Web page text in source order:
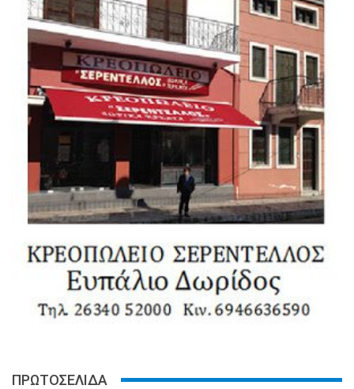
ΠΡΩΤΟΣΕΛΙΔΑ